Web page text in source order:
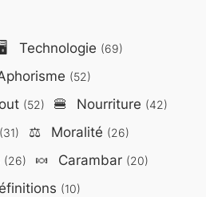
🖥️ Technologie (69)
(52)
(52) 🍔 Nourriture (42)
(31) ⚖️ Moralité (26)
(26) 🍬 Carambar (20)
(10)